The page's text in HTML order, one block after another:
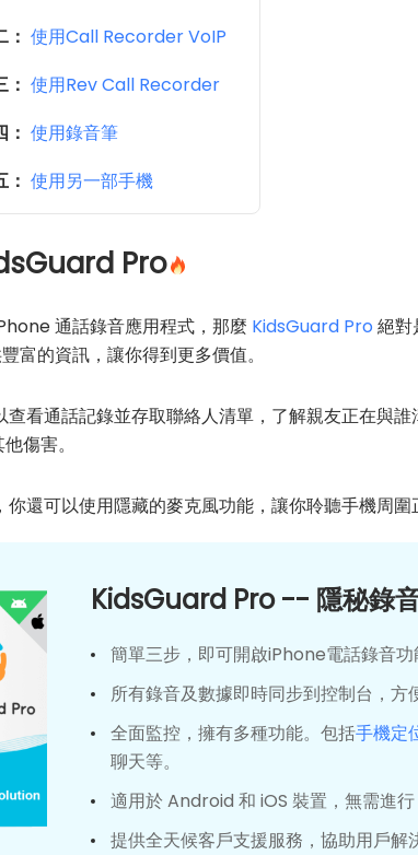
使用Call Recorder VoIP
使用Rev Call Recorder
使用錄音筆
使用另一部手機
Pro
通話錄音應用程式，那麼 KidsGuard Pro 絕對
富的資訊，讓你得到更多價值。
看通話記錄並存取聯絡人清單，了解親友正在與
傷害。
還可以使用隱藏的麥克風功能，讓你聆聽手機周圍
KidsGuard Pro -- 隱秘錄
簡單三步，即可開啟iPhone電話錄音功
所有錄音及數據即時同步到控制台，方
全面監控，擁有多種功能。包括手機定
聊天等。
適用於 Android 和 iOS 裝置，無需進行
提供全天候客戶支援服務，協助用戶解